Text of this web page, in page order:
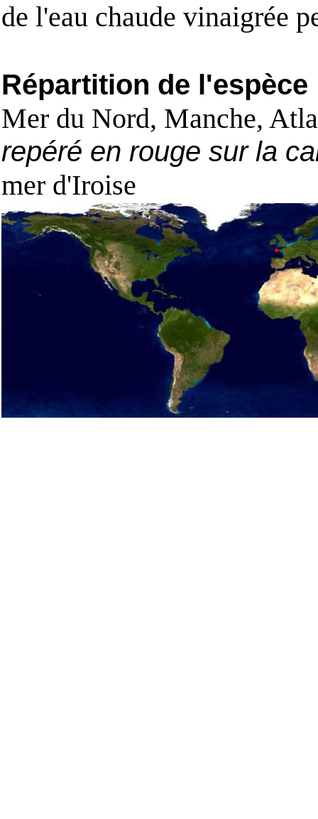
de l'eau chaude vinaigrée
Répartition de l'espèce
Mer du Nord, Manche,
repéré en rouge sur la
mer d'Iroise